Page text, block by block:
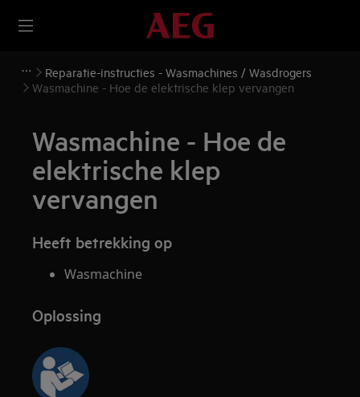
Reparatie-instructies - Wasmachines / Wasdrogers
Wasmachine - Hoe de elektrische klep vervangen
Wasmachine - Hoe de
elektrische klep
vervangen
Heeft betrekking op
Wasmachine
Oplossing